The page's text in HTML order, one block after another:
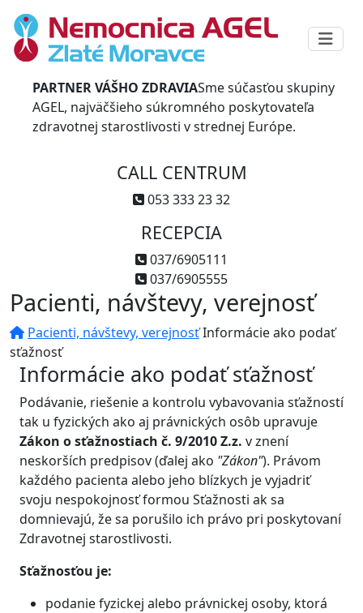
PARTNER VÁŠHO ZDRAVIASme súčasťou skupiny
AGEL, najväčšieho súkromného poskytovateľa
zdravotnej starostlivosti v strednej Európe.
CALL CENTRUM
053 333 23 32
RECEPCIA
037/6905111
037/6905555
Pacienti, návštevy, verejnosť
Pacienti, návštevy, verejnosťInformácie ako podať
sťažnosť
Informácie ako podať sťažnosť
Podávanie, riešenie a kontrolu vybavovania sťažností
tak u fyzických ako aj právnických osôb upravuje
Zákon o sťažnostiach č. 9/2010 Z.z. v znení
neskorších predpisov (ďalej ako "Zákon"). Právom
každého pacienta alebo jeho blízkych je vyjadriť
svoju nespokojnosť formou Sťažnosti ak sa
domnievajú, že sa porušilo ich právo pri poskytovaní
Zdravotnej starostlivosti.
Sťažnosťou je:
podanie fyzickej alebo právnickej osoby, ktorá